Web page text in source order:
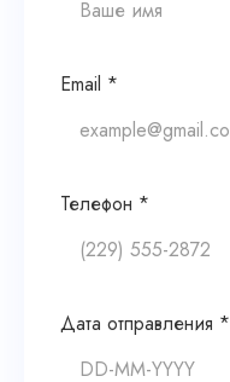
Email *
Телефон *
Дата отправления *